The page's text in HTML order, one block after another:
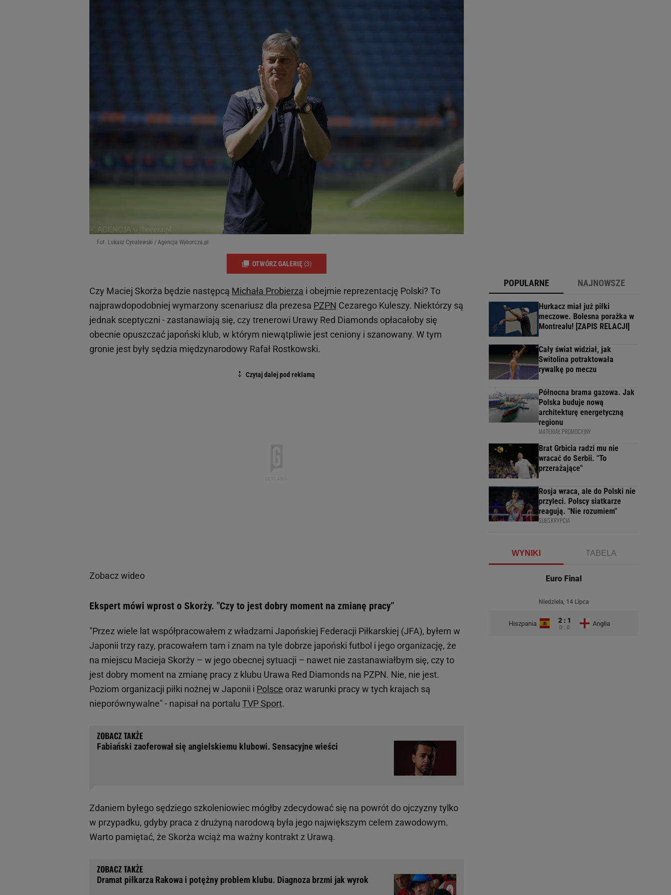
Fot. Lukasz Cynalewski / Agencja Wyborcza.pl
OTWÓRZ GALERIĘ (3)
Czy Maciej Skorża będzie następcą Michała Probierza i obejmie reprezentację Polski? To
najprawdopodobniej wymarzony scenariusz dla prezesa PZPN Cezarego Kuleszy. Niektórzy są
jednak sceptyczni - zastanawiają się, czy trenerowi Urawy Red Diamonds opłacałoby się
obecnie opuszczać japoński klub, w którym niewątpliwie jest ceniony i szanowany. W tym
gronie jest były sędzia międzynarodowy Rafał Rostkowski.
Zobacz wideo
Ekspert mówi wprost o Skorży. "Czy to jest dobry moment na zmianę pracy"
"Przez wiele lat współpracowałem z władzami Japońskiej Federacji Piłkarskiej (JFA), byłem w
Japonii trzy razy, pracowałem tam i znam na tyle dobrze japoński futbol i jego organizację, że
na miejscu Macieja Skorży – w jego obecnej sytuacji – nawet nie zastanawiałbym się, czy to
jest dobry moment na zmianę pracy z klubu Urawa Red Diamonds na PZPN. Nie, nie jest.
Poziom organizacji piłki nożnej w Japonii i Polsce oraz warunki pracy w tych krajach są
nieporównywalne" - napisał na portalu TVP Sport.
Fabiański zaoferował się angielskiemu klubowi. Sensacyjne wieści
Zdaniem byłego sędziego szkoleniowiec mógłby zdecydować się na powrót do ojczyzny tylko
w przypadku, gdyby praca z drużyną narodową była jego największym celem zawodowym.
Warto pamiętać, że Skorża wciąż ma ważny kontrakt z Urawą.
Dramat piłkarza Rakowa i potężny problem klubu. Diagnoza brzmi jak wyrok
POPULARNE NAJNOWSZE
Hurkacz miał już piłki
meczowe. Bolesna porażka w
Montrealu! [ZAPIS RELACJI]
Cały świat widział, jak
Switolina potraktowała
rywalkę po meczu
Północna brama gazowa. Jak
Polska buduje nową
architekturę energetyczną
regionu
MATERIAŁ PROMOCYJNY
Brat Grbicia radzi mu nie
wracać do Serbii. "To
przerażające"
Rosja wraca, ale do Polski nie
przyleci. Polscy siatkarze
reagują. "Nie rozumiem"
SUBSKRYPCJA
WYNIKI TABELA
Euro Final
Niedziela, 14 Lipca
Hiszpania 2 : 1
0 : 0
Anglia